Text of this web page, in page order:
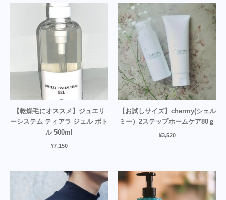
【乾燥毛にオススメ】ジュエリ
ーシステム ティアラ ジェル ボト
ル 500ml
¥7,150
【お試しサイズ】chermy(シェル
ミー）2ステップホームケア80ｇ
¥3,520